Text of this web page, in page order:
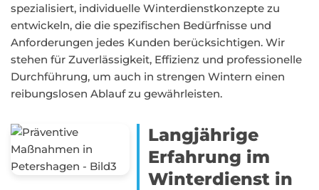
spezialisiert, individuelle Winterdienstkonzepte zu
entwickeln, die die spezifischen Bedürfnisse und
Anforderungen jedes Kunden berücksichtigen. Wir
stehen für Zuverlässigkeit, Effizienz und professionelle
Durchführung, um auch in strengen Wintern einen
reibungslosen Ablauf zu gewährleisten.
Langjährige
Erfahrung im
Winterdienst in